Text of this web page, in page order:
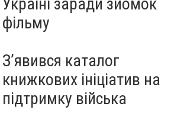
фільму
З’явився каталог
книжкових ініціатив на
підтримку війська